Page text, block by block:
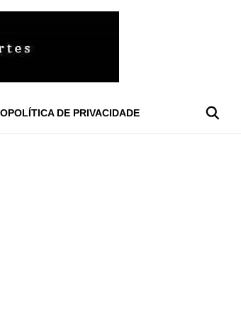
POLÍTICA DE PRIVACIDADE